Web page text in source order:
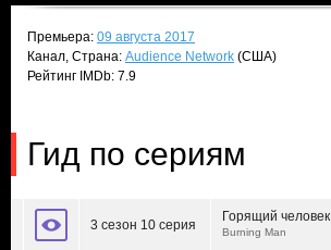
Премьера: 09 августа 2017
Канал, Страна: Audience Network (США)
Рейтинг IMDb: 7.9
Гид по сериям
3 сезон 10 серия
Горящий человек
Burning Man